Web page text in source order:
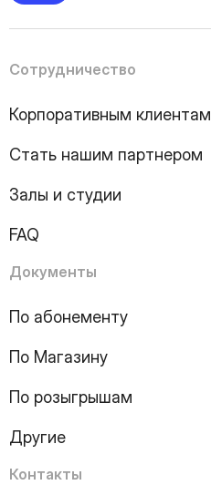
Сотрудничество
Корпоративным клиентам
Стать нашим партнером
Залы и студии
FAQ
Документы
По абонементу
По Магазину
По розыгрышам
Другие
Контакты